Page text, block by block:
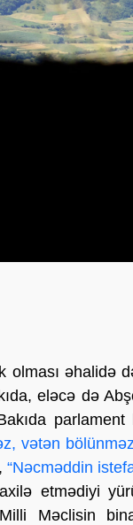
əhalidə
eləcə də
vətən
“Nəcməddin
etmədiyi
Məclisin